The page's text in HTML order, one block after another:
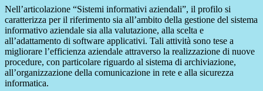
Nell’articolazione “Sistemi informativi aziendali”, il profilo si
caratterizza per il riferimento sia all’ambito della gestione del sistema
informativo aziendale sia alla valutazione, alla scelta e
all’adattamento di software applicativi. Tali attività sono tese a
migliorare l’efficienza aziendale attraverso la realizzazione di nuove
procedure, con particolare riguardo al sistema di archiviazione,
all’organizzazione della comunicazione in rete e alla sicurezza
informatica.